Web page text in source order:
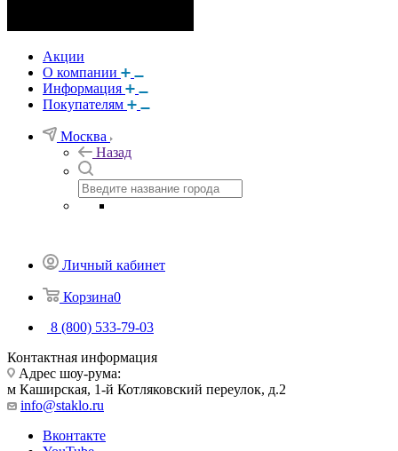
Акции
О компании
Информация
Покупателям
Москва
Назад
Личный кабинет
Корзина0
8 (800) 533-79-03
Контактная информация
Адрес шоу-рума:
м Каширская, 1-й Котляковский переулок, д.2
info@staklo.ru
Вконтакте